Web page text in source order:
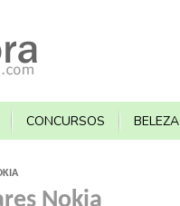
CONCURSOS BELEZA
Nokia